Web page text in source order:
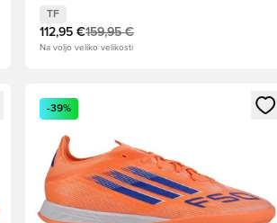
TF
112,95 €159,95 €
Na voljo veliko velikosti
Odpre Modal za prijavo ali vpis kot član
-39%